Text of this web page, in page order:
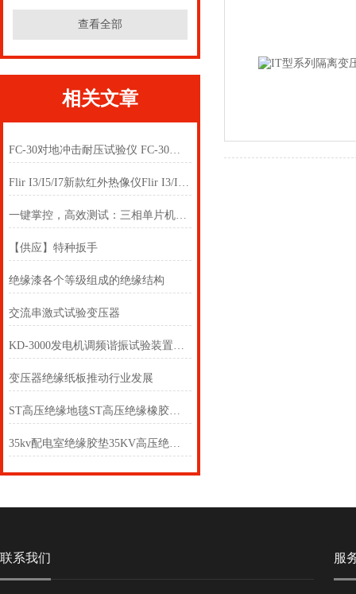
查看全部
相关文章
FC-30对地冲击耐压试验仪 FC-30对地冲击耐压试验仪
Flir I3/I5/I7新款红外热像仪Flir I3/I5/I7新款红外热像仪
一键掌控，高效测试：三相单片机继电保护测试仪的便捷操作
【供应】特种扳手
绝缘漆各个等级组成的绝缘结构
交流串激式试验变压器
KD-3000发电机调频谐振试验装置发电机工频耐压试验设备
变压器绝缘纸板推动行业发展
ST高压绝缘地毯ST高压绝缘橡胶地毯ST高压橡胶绝缘板
35kv配电室绝缘胶垫35KV高压绝缘垫报价3mm低压绝缘垫
联系我们 服